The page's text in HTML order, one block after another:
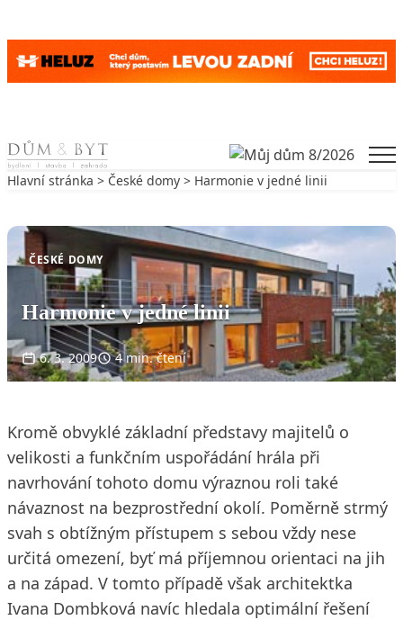
Skip to content
Hlavní stránka > České domy > Harmonie v jedné linii
ČESKÉ DOMY
Harmonie v jedné linii
6. 3. 2009 4 min. čtení
Kromě obvyklé základní představy majitelů o
velikosti a funkčním uspořádání hrála při
navrhování tohoto domu výraznou roli také
návaznost na bezprostřední okolí. Poměrně strmý
svah s obtížným přístupem s sebou vždy nese
určitá omezení, byť má příjemnou orientaci na jih
a na západ. V tomto případě však architektka
Ivana Dombková navíc hledala optimální řešení